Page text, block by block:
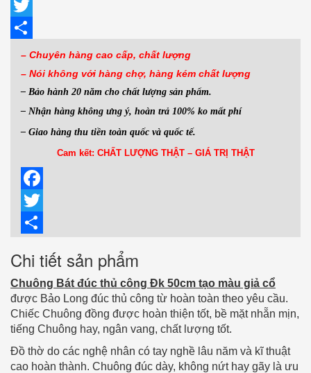
Facebook
Twitter
Share
– Chuyên hàng cao cấp, chất lượng
– Nói không với hàng chợ, hàng kém chất lượng
– Bảo hành 20 năm cho chất lượng sản phẩm.
– Nhận hàng không ưng ý, hoàn trả 100% ko mất phí
– Giao hàng thu tiền toàn quốc và quốc tế.
Cam kết: CHẤT LƯỢNG THẬT – GIÁ TRỊ THẬT
Facebook
Twitter
Chi tiết sản phẩm
Chuông Bát đúc thủ công Đk 50cm tạo màu giả cổ
được Bảo Long đúc thủ công từ hoàn toàn theo yêu cầu.
Chiếc Chuông đồng được hoàn thiện tốt, bề mặt nhẵn mịn,
tiếng Chuông hay, ngân vang, chất lượng tốt.
Đồ thờ do các nghệ nhân có tay nghề lâu năm và kĩ thuật
cao hoàn thành. Chuông đúc dày, không nứt hay gãy là ưu